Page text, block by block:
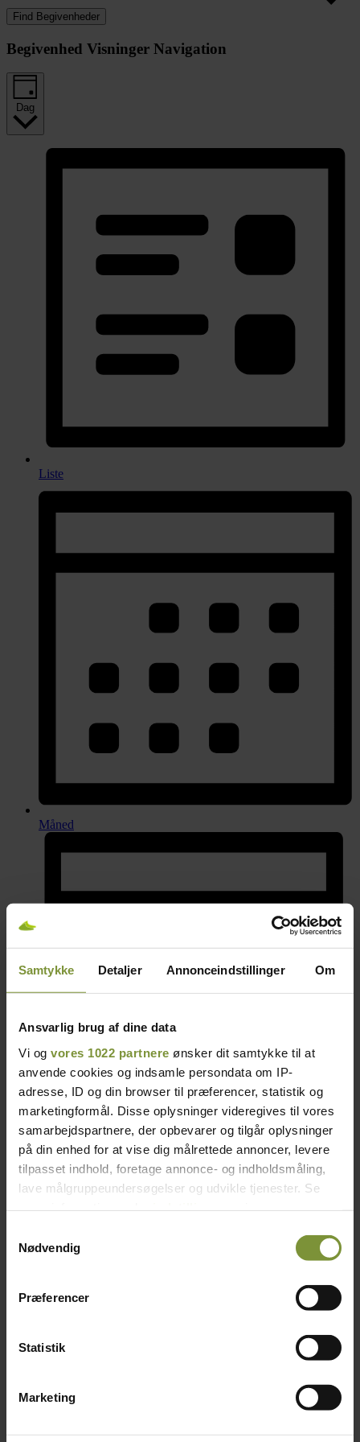
Samtykke Detaljer Annonceindstillinger Om
Ansvarlig brug af dine data
Vi og vores 1022 partnere ønsker dit samtykke til at
anvende cookies og indsamle persondata om IP-
adresse, ID og din browser til præferencer, statistik og
marketingformål. Disse oplysninger videregives til vores
samarbejdspartnere, der opbevarer og tilgår oplysninger
på din enhed for at vise dig målrettede annoncer, levere
tilpasset indhold, foretage annonce- og indholdsmåling,
lave målgruppeundersøgelser og udvikle tjenester. Se
tilbage eller ændre indstillinger fra vores
"Cookiedeklaration", eller ved at trykke på "Privacy
Indsamle præcise oplysninger om din placering,
Identificere din enhed baseret på en scanning af
dens unikke karakteristika (fingerprinting)
Nødvendig
Præferencer
Statistik
Marketing
Find Begivenheder
Begivenhed Visninger Navigation
Dag
Liste
Måned